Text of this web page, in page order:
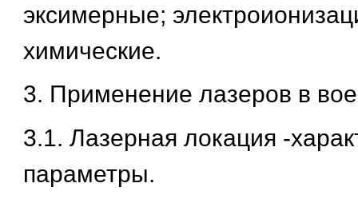
эксимерные;
химические.
3. Применение лазеров в
3.1. Лазерная локация -
параметры.